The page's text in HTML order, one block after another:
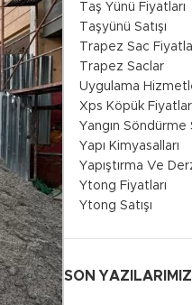
Taş Yünü Fiyatları
Taşyünü Satışı
Trapez Sac
Trapez Saclar
Uygulama
Xps Köpük
Yangın
Yapı Kimyasalları
Yapıştırma Ve
Ytong Fiyatları
Ytong Satışı
SON YAZILARIMIZ